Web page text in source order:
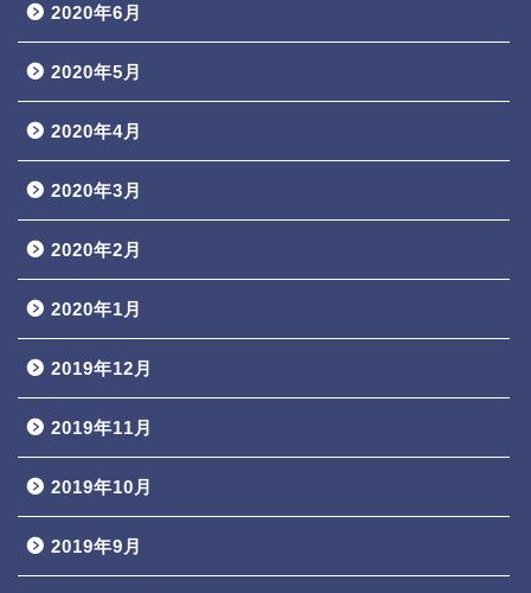
2020年6月
2020年5月
2020年4月
2020年3月
2020年2月
2020年1月
2019年12月
2019年11月
2019年10月
2019年9月